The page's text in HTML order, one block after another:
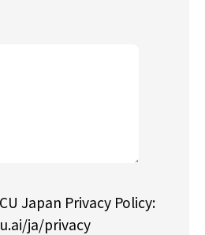
Japan Privacy Policy:
ja/privacy